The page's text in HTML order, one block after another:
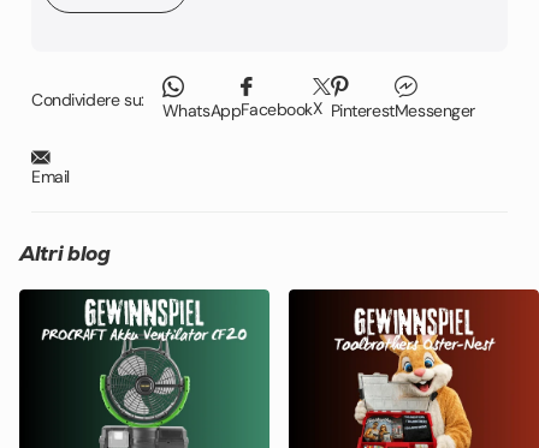
Condividere su: WhatsAppFacebookX PinterestMessenger
Email
Altri blog